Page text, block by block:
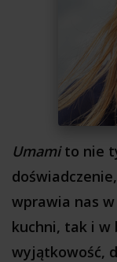
Umamito nie
wprawia nas
kuchni, tak i w
wyjątkowość,